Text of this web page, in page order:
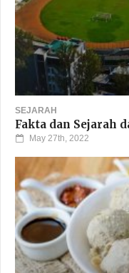
SEJARAH
Fakta dan Sejarah
May 27th, 2022